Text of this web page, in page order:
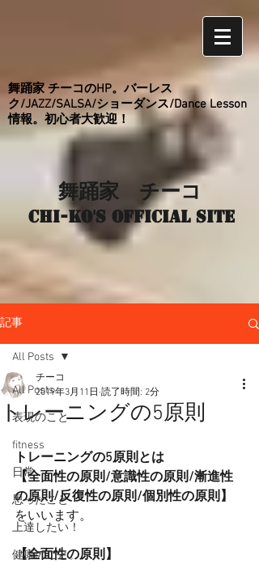
舞踊家 チーコのHP。バーレス
ク/JAZZ/SALSA/ショーダンス/Dance Lesson
情報。初心者大歓迎！
舞踊家 チーコ
Chi-ko's Official site
記事
All Posts
表現のこと
fitness
日常
思ったこと
上達したい！
健康のこと。
All Posts
トレーニングの5原則
チーコ
2019年3月11日 読了時間: 2分
トレーニングの5原則とは
【全面性の原則/意識性の原則/漸進性
の原則/反復性の原則/個別性の原則】
をいいます。
【全面性の原則】